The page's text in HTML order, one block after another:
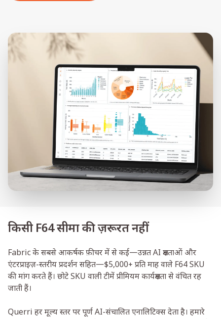
किसी F64 सीमा की ज़रूरत नहीं
Fabric के सबसे आकर्षक फ़ीचर में से कई—उन्नत AI क्षमताओं और
एंटरप्राइज़-स्तरीय प्रदर्शन सहित—$5,000+ प्रति माह वाले F64 SKU
की मांग करते हैं। छोटे SKU वाली टीमें प्रीमियम कार्यक्षमता से वंचित रह
जाती हैं।
Querri हर मूल्य स्तर पर पूर्ण AI-संचालित एनालिटिक्स देता है। हमारे